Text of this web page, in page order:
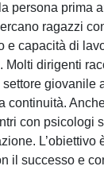
persona prima
ragazzi
capacità di
Molti dirigenti
giovanile
continuità.
con psicologi
L’obiettivo
il successo e